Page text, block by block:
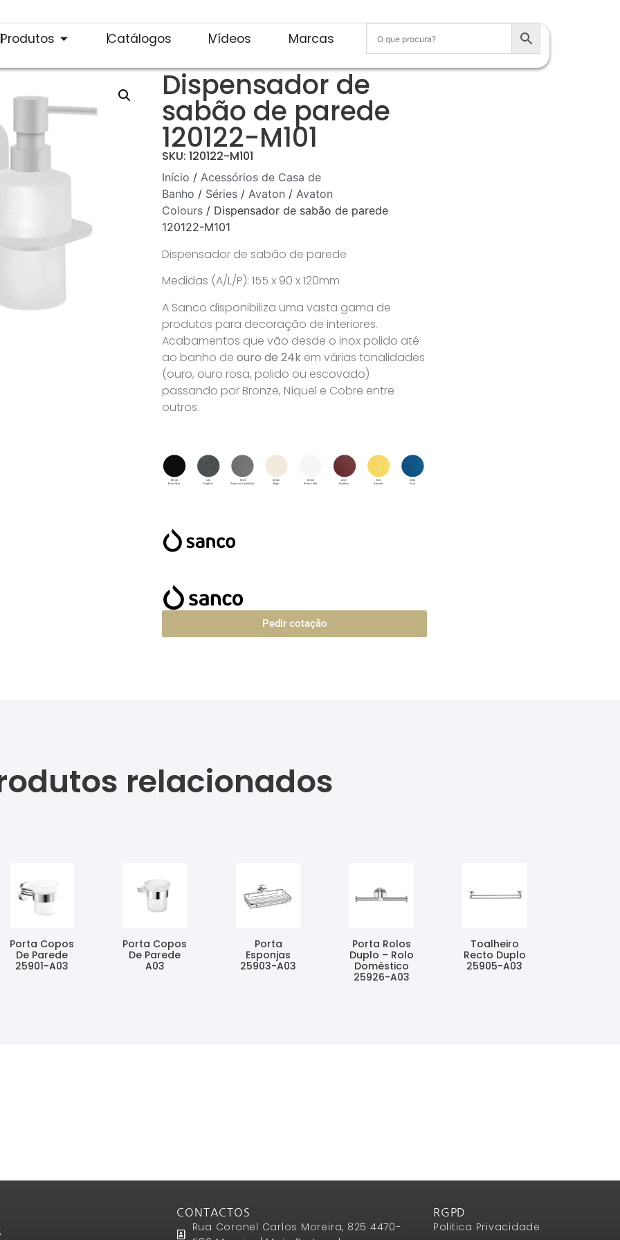
Produtos Catálogos Vídeos Marcas
Dispensador de
sabão de parede
120122-M101
SKU: 120122-M101
Início / Acessórios de Casa de
Banho / Séries/ Avaton / Avaton
Colours/ Dispensador de sabão de parede
120122-M101
Dispensador de sabão de parede
Medidas (A/L/P): 155 x 90 x 120mm
A Sanco disponibiliza uma vasta gama de
produtos para decoração de interiores.
Acabamentos que vão desde o inox polido até
ao banho de ouro de 24kem várias tonalidades
(ouro, ouro rosa, polido ou escovado)
passando por Bronze, Níquel e Cobre entre
outros.
Pedir cotação
relacionados
Porta Copos
De Parede
25901-A03
Porta Copos
De Parede
A03
Porta
Esponjas
25903-A03
Porta Rolos
Duplo – Rolo
Doméstico
25926-A03
Toalheiro
Recto Duplo
25905-A03
CONTACTOS
Rua Coronel Carlos Moreira, 825 4470-
RGPD
Politica Privacidade